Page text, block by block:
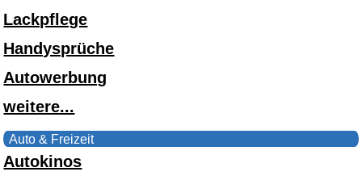
Lackpflege
Handysprüche
Autowerbung
weitere...
Auto & Freizeit
Autokinos